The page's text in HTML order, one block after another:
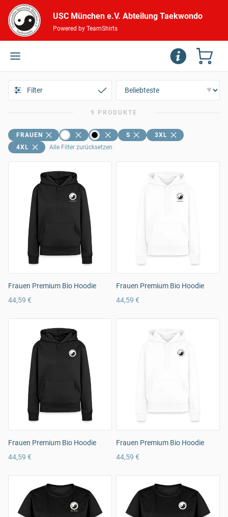
USC München e.V. Abteilung Taekwondo
Powered by TeamShirts
Filter
9 PRODUKTE
FRAUEN S
3XL
4XL
Alle Filter zurücksetzen
Frauen Premium Bio Hoodie
44,59 €
Frauen Premium Bio Hoodie
44,59 €
Frauen Premium Bio Hoodie
44,59 €
Frauen Premium Bio Hoodie
44,59 €